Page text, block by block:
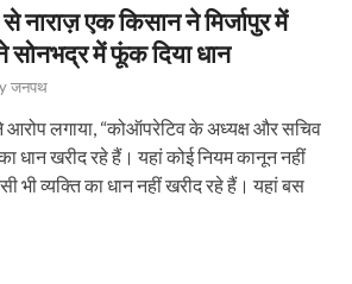
नाराज़ एक किसान ने मिर्जापुर में
सोनभद्र में फूंक दिया धान
जनपथ
आरोप लगाया, “कोऑपरेटिव के अध्यक्ष और सचिव
धान खरीद रहे हैं। यहां कोई नियम कानून नहीं
भी व्यक्ति का धान नहीं खरीद रहे हैं। यहां बस